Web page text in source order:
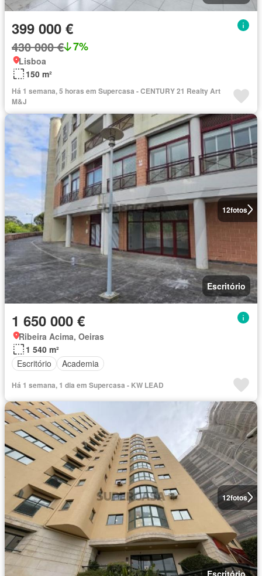
399 000 €
430 000 € 7%
Lisboa
150 m²
Há 1 semana, 5 horas em Supercasa - CENTURY 21 Realty Art
M&J
12fotos
Escritório
1 650 000 €
Ribeira Acima, Oeiras
1 540 m²
Escritório
Academia
Há 1 semana, 1 dia em Supercasa - KW LEAD
12fotos
Escritório